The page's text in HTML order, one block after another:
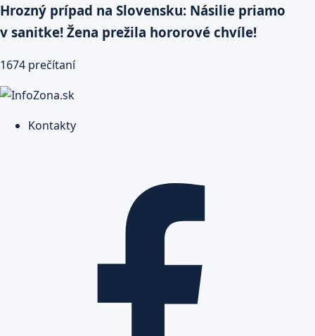
Hrozný prípad na Slovensku: Násilie priamo
v sanitke! Žena prežila hororové chvíle!
1674 prečítaní
Kontakty